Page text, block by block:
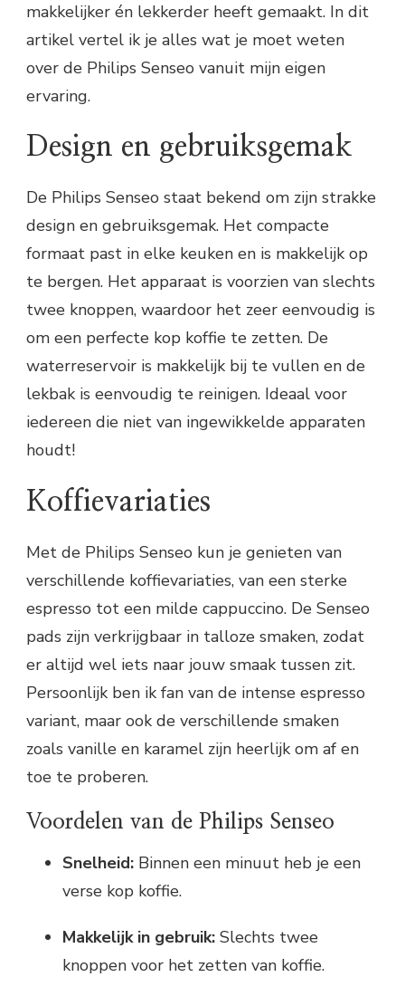
makkelijker én lekkerder heeft gemaakt. In dit
artikel vertel ik je alles wat je moet weten
over de Philips Senseo vanuit mijn eigen
ervaring.
Design en gebruiksgemak
De Philips Senseo staat bekend om zijn strakke
design en gebruiksgemak. Het compacte
formaat past in elke keuken en is makkelijk op
te bergen. Het apparaat is voorzien van slechts
twee knoppen, waardoor het zeer eenvoudig is
om een perfecte kop koffie te zetten. De
waterreservoir is makkelijk bij te vullen en de
lekbak is eenvoudig te reinigen. Ideaal voor
iedereen die niet van ingewikkelde apparaten
houdt!
Koffievariaties
Met de Philips Senseo kun je genieten van
verschillende koffievariaties, van een sterke
espresso tot een milde cappuccino. De Senseo
pads zijn verkrijgbaar in talloze smaken, zodat
er altijd wel iets naar jouw smaak tussen zit.
Persoonlijk ben ik fan van de intense espresso
variant, maar ook de verschillende smaken
zoals vanille en karamel zijn heerlijk om af en
toe te proberen.
Voordelen van de Philips Senseo
Snelheid: Binnen een minuut heb je een
verse kop koffie.
Makkelijk in gebruik: Slechts twee
knoppen voor het zetten van koffie.